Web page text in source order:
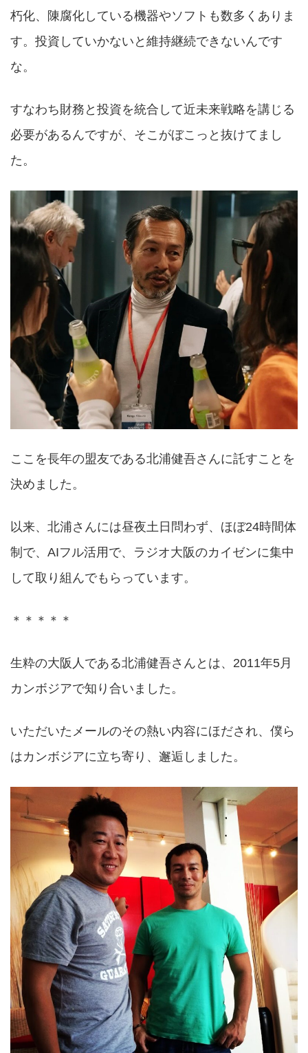
朽化、陳腐化している機器やソフトも数多くありま
す。投資していかないと維持継続できないんです
な。
すなわち財務と投資を統合して近未来戦略を講じる
必要があるんですが、そこがぼこっと抜けてまし
た。
ここを長年の盟友である北浦健吾さんに託すことを
決めました。
以来、北浦さんには昼夜土日問わず、ほぼ24時間体
制で、AIフル活用で、ラジオ大阪のカイゼンに集中
して取り組んでもらっています。
＊＊＊＊＊
生粋の大阪人である北浦健吾さんとは、2011年5月
カンボジアで知り合いました。
いただいたメールのその熱い内容にほだされ、僕ら
はカンボジアに立ち寄り、邂逅しました。